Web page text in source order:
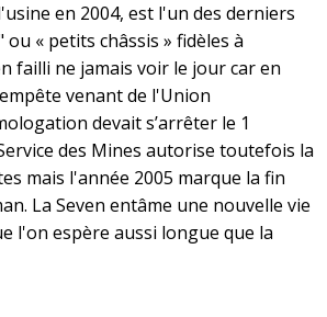
en 2004, est l'un des derniers
ou « petits châssis » fidèles à
failli ne jamais voir le jour car en
venant de l'Union
devait s’arrêter le 1
des Mines autorise toutefois la
mais l'année 2005 marque la fin
La Seven entâme une nouvelle vie
l'on espère aussi longue que la